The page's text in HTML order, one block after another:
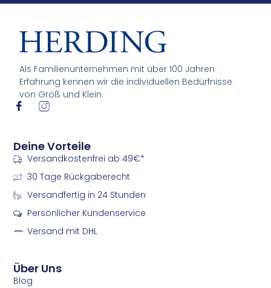
Als Familienunternehmen mit über 100 Jahren
Erfahrung kennen wir die individuellen Bedürfnisse
von Groß und Klein.
I
-
f
a
c
e
b
o
k
I
-
i
n
s
t
g
a
Über Uns
Blog
Deine Vorteile
Versandkostenfrei ab 49€*
30 Tage Rückgaberecht
Versandfertig in 24 Stunden
Persönlicher Kundenservice
Versand mit DHL